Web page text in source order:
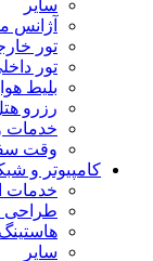
سایر
آژانس
تور
تور
بلیط
رزرو
خدمات
وقت
کامپیوتر و
خدمات
طراحی
سایر